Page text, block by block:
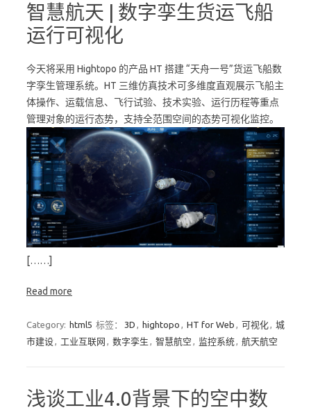
智慧航天 | 数字孪生货运飞船
运行可视化
今天将采用 Hightopo 的产品 HT 搭建 “天舟一号”货运飞船数
字孪生管理系统。HT 三维仿真技术可多维度直观展示飞船主
体操作、运载信息、飞行试验、技术实验、运行历程等重点
管理对象的运行态势，支持全范围空间的态势可视化监控。
[……]
Read more
Category: html5 标签： 3D , hightopo , HT for Web , 可视化, 城
市建设, 工业互联网 , 数字孪生 , 智慧航空 , 监控系统, 航天航空
浅谈工业4.0背景下的空中数